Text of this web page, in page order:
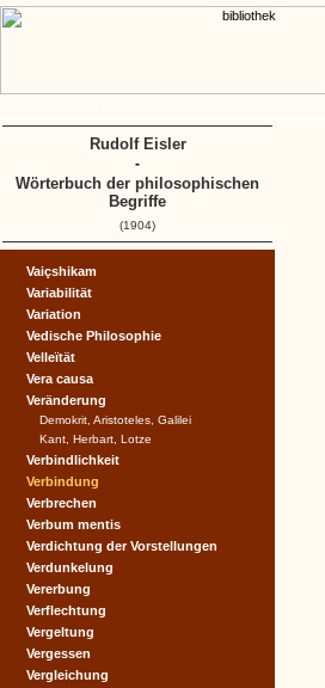
Vaiçshikam
Variabilität
Variation
Vedische Philosophie
Velleïtät
Vera causa
Veränderung
Demokrit, Aristoteles, Galilei
Kant, Herbart, Lotze
Verbindlichkeit
Verbindung
Verbrechen
Verbum mentis
Verdichtung der Vorstellungen
Verdunkelung
Vererbung
Verflechtung
Vergeltung
Vergessen
Vergleichung
Rudolf Eisler
-
Wörterbuch der philosophischen
Begriffe
(1904)